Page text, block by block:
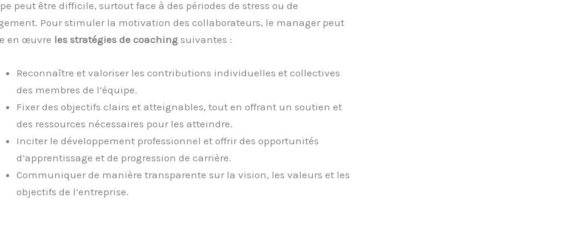
peut être difficile, surtout face à des périodes de stress ou de
Pour stimuler la motivation des collaborateurs, le manager peut
en œuvre les stratégies de coaching suivantes :
Reconnaître et valoriser les contributions individuelles et collectives
des membres de l’équipe.
Fixer des objectifs clairs et atteignables, tout en offrant un soutien et
des ressources nécessaires pour les atteindre.
Inciter le développement professionnel et offrir des opportunités
d’apprentissage et de progression de carrière.
Communiquer de manière transparente sur la vision, les valeurs et les
objectifs de l’entreprise.